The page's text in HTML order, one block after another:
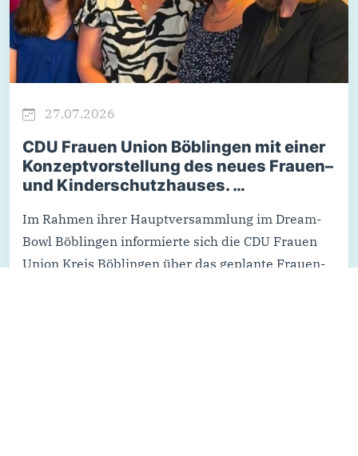
27.07.2026
CDU Frauen Union Böblingen mit einer
Konzeptvorstellung des neues Frauen–
und Kinderschutzhauses. …
Im Rahmen ihrer Hauptversammlung im Dream-
Bowl Böblingen informierte sich die CDU Frauen
Union Kreis Böblingen über das geplante Frauen-